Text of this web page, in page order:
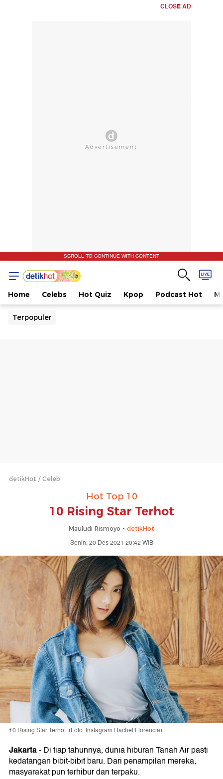
CLOSE AD
SCROLL TO CONTINUE WITH CONTENT
Home Celebs Hot Quiz Kpop Podcast Hot
Terpopuler
detikHot Celeb
Hot Top 10
10 Rising Star Terhot
Mauludi Rismoyo - detikHot
Senin, 20 Des 2021 20:42 WIB
10 Rising Star Terhot. (Foto: Instagram Rachel Florencia)
Jakarta-Di tiap tahunnya, dunia hiburan Tanah Air pasti
kedatangan bibit-bibit baru. Dari penampilan mereka,
masyarakat pun terhibur dan terpaku.